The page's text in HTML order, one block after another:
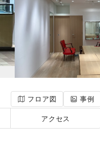
フロア図
事例
アクセス